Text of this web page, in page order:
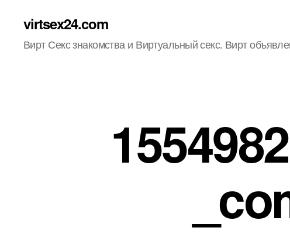
virtsex24.com
Вирт Секс знакомства и Виртуальный секс. Вирт